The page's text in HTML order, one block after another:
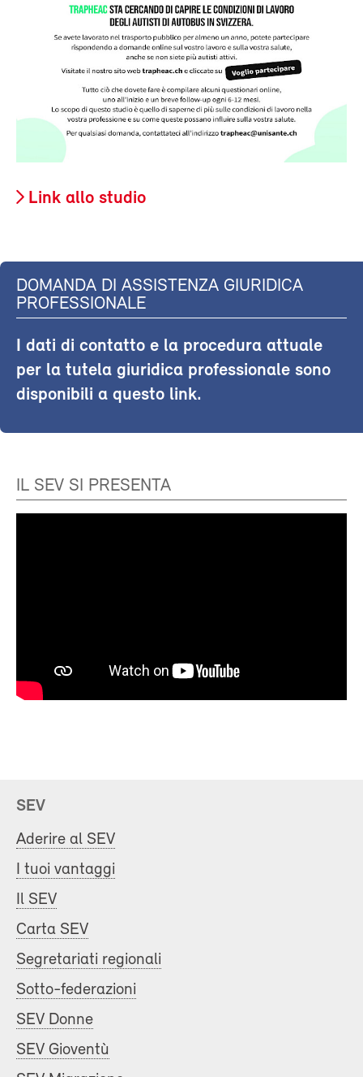
Link allo studio
DOMANDA DI ASSISTENZA GIURIDICA
PROFESSIONALE
I dati di contatto e la procedura attuale
per la tutela giuridica professionale sono
disponibili a questo link.
IL SEV SI PRESENTA
SEV
Aderire al SEV
I tuoi vantaggi
Il SEV
Carta SEV
Segretariati regionali
Sotto-federazioni
SEV Donne
SEV Gioventù